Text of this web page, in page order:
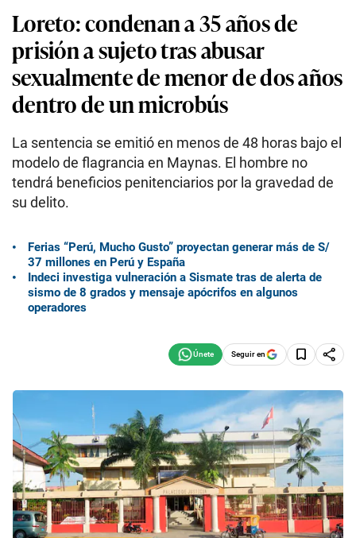
Loreto: condenan a 35 años de
prisión a sujeto tras abusar
sexualmente de menor de dos años
dentro de un microbús
La sentencia se emitió en menos de 48 horas bajo el
modelo de flagrancia en Maynas. El hombre no
tendrá beneficios penitenciarios por la gravedad de
su delito.
Ferias “Perú, Mucho Gusto” proyectan generar más de S/
37 millones en Perú y España
Indeci investiga vulneración a Sismate tras de alerta de
sismo de 8 grados y mensaje apócrifos en algunos
operadores
Seguir en